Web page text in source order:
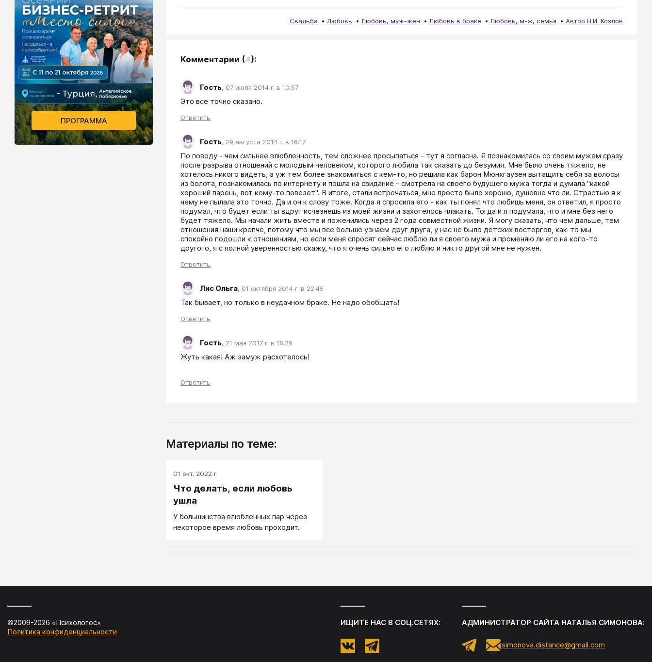
Свадьба Любовь Любовь, муж-жен Любовь в браке Любовь, м-ж, семья Автор Н.И. Козлов
Комментарии (4):
Гость, 07 июля 2014 г. в 10:57
Это все точно сказано.
Ответить
Гость, 29 августа 2014 г. в 16:17
По поводу - чем сильнее влюбленность, тем сложнее просыпаться - тут я согласна. Я познакомилась со своим мужем сразу
после разрыва отношений с молодым человеком, которого любила так сказать до безумия. Мне было очень тяжело, не
хотелось никого видеть, а уж тем более знакомиться с кем-то, но решила как барон Мюнхгаузен вытащить себя за волосы
из болота, познакомилась по интернету и пошла на свидание - смотрела на своего будущего мужа тогда и думала "какой
хороший парень, вот кому-то повезет". В итоге, стали встречаться, мне просто было хорошо, душевно что ли. Страстью я к
нему не пылала это точно. Да и он к слову тоже. Когда я спросила его - как ты понял что любишь меня, он ответил, я просто
подумал, что будет если ты вдруг исчезнешь из моей жизни и захотелось плакать. Тогда и я подумала, что и мне без него
будет тяжело. Мы начали жить вместе и поженились через 2 года совместной жизни. Я могу сказать, что чем дальше, тем
отношения наши крепче, потому что мы все больше узнаем друг друга, у нас не было детских восторгов, как-то мы
спокойно подошли к отношениям, но если меня спросят сейчас люблю ли я своего мужа и променяю ли его на кого-то
другого, я с полной уверенностью скажу, что я очень сильно его люблю и никто другой мне не нужен.
Ответить
Лис Ольга, 01 октября 2014 г. в 22:45
Так бывает, но только в неудачном браке. Не надо обобщать!
Ответить
Гость, 21 мая 2017 г. в 16:29
Жуть какая! Аж замуж расхотелось!
Ответить
Материалы по теме:
01 окт. 2022 г.
Что делать, если любовь
ушла
У большинства влюбленных пар через
некоторое время любовь проходит.
ПРОГРАММА
©2009-2026 «Психологос»
Политика конфиденциальности
ИЩИТЕ НАС В СОЦ.СЕТЯХ: АДМИНИСТРАТОР САЙТА НАТАЛЬЯ СИМОНОВА:
simonova.distance@gmail.com